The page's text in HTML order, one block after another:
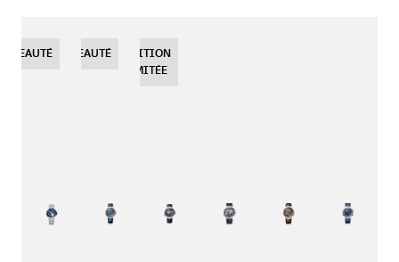
NOUVEAUTÉ
NOUVEAUTÉ
EDITION
LIMITÉE